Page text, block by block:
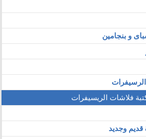
و بنجامين
فلاشات الريسيفرات
قديم وجديد